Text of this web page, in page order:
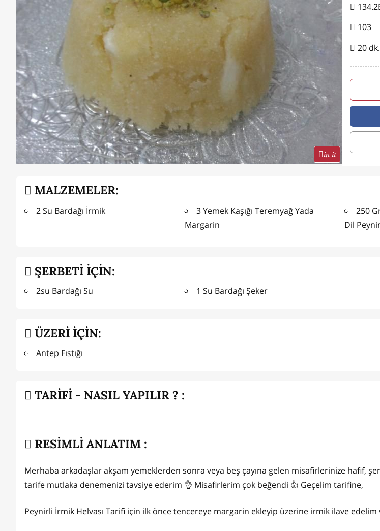
in it
103
20 dk.
MALZEMELER:
2 Su Bardağı İrmik
3 Yemek Kaşığı Teremyağ Yada
Margarin
250
Dil
ŞERBETİ İÇİN:
2su Bardağı Su 1 Su Bardağı Şeker
ÜZERİ İÇİN:
Antep Fıstığı
TARİFİ - NASIL YAPILIR ? :
RESİMLİ ANLATIM :
Merhaba arkadaşlar akşam yemeklerden sonra veya beş çayına gelen misafirlerinize hafif,
tarife mutlaka denemenizi tavsiye ederim 👌 Misafirlerim çok beğendi 👍 Geçelim tarifine,
Peynirli İrmik Helvası Tarifi için ilk önce tencereye margarin ekleyip üzerine irmik ilave edelim